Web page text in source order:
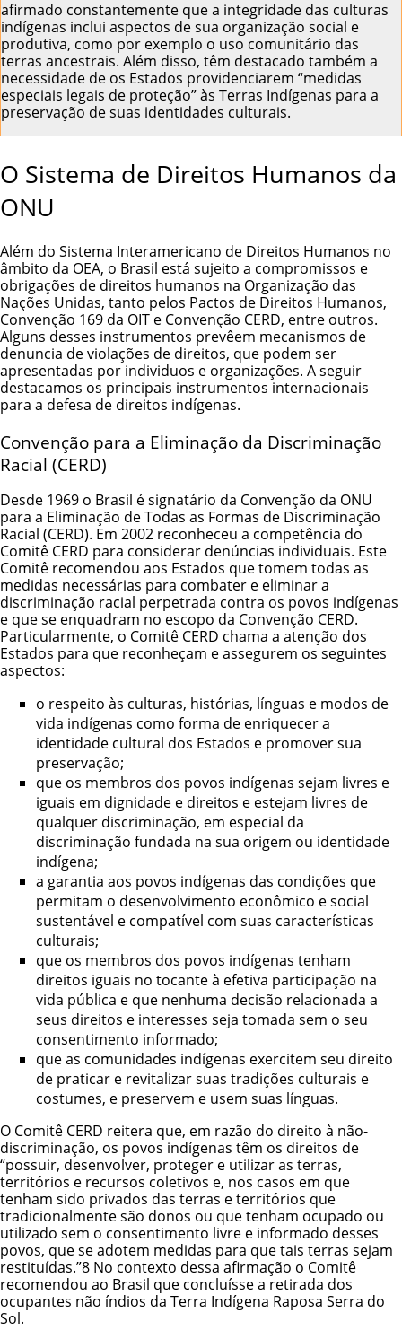
afirmado constantemente que a integridade das culturas
indígenas inclui aspectos de sua organização social e
produtiva, como por exemplo o uso comunitário das
terras ancestrais. Além disso, têm destacado também a
necessidade de os Estados providenciarem “medidas
especiais legais de proteção” às Terras Indígenas para a
preservação de suas identidades culturais.
O Sistema de Direitos Humanos da
ONU
Além do Sistema Interamericano de Direitos Humanos no
âmbito da OEA, o Brasil está sujeito a compromissos e
obrigações de direitos humanos na Organização das
Nações Unidas, tanto pelos Pactos de Direitos Humanos,
Convenção 169 da OIT e Convenção CERD, entre outros.
Alguns desses instrumentos prevêem mecanismos de
denuncia de violações de direitos, que podem ser
apresentadas por individuos e organizações. A seguir
destacamos os principais instrumentos internacionais
para a defesa de direitos indígenas.
Convenção para a Eliminação da Discriminação
Racial (CERD)
Desde 1969 o Brasil é signatário da Convenção da ONU
para a Eliminação de Todas as Formas de Discriminação
Racial (CERD). Em 2002 reconheceu a competência do
Comitê CERD para considerar denúncias individuais. Este
Comitê recomendou aos Estados que tomem todas as
medidas necessárias para combater e eliminar a
discriminação racial perpetrada contra os povos indígenas
e que se enquadram no escopo da Convenção CERD.
Particularmente, o Comitê CERD chama a atenção dos
Estados para que reconheçam e assegurem os seguintes
aspectos:
o respeito às culturas, histórias, línguas e modos de
vida indígenas como forma de enriquecer a
identidade cultural dos Estados e promover sua
preservação;
que os membros dos povos indígenas sejam livres e
iguais em dignidade e direitos e estejam livres de
qualquer discriminação, em especial da
discriminação fundada na sua origem ou identidade
indígena;
a garantia aos povos indígenas das condições que
permitam o desenvolvimento econômico e social
sustentável e compatível com suas características
culturais;
que os membros dos povos indígenas tenham
direitos iguais no tocante à efetiva participação na
vida pública e que nenhuma decisão relacionada a
seus direitos e interesses seja tomada sem o seu
consentimento informado;
que as comunidades indígenas exercitem seu direito
de praticar e revitalizar suas tradições culturais e
costumes, e preservem e usem suas línguas.
O Comitê CERD reitera que, em razão do direito à não-
discriminação, os povos indígenas têm os direitos de
“possuir, desenvolver, proteger e utilizar as terras,
territórios e recursos coletivos e, nos casos em que
tenham sido privados das terras e territórios que
tradicionalmente são donos ou que tenham ocupado ou
utilizado sem o consentimento livre e informado desses
povos, que se adotem medidas para que tais terras sejam
restituídas.”8 No contexto dessa afirmação o Comitê
recomendou ao Brasil que concluísse a retirada dos
ocupantes não índios da Terra Indígena Raposa Serra do
Sol.